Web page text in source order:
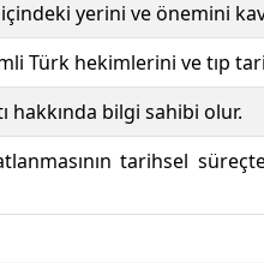
içindeki yerini ve önemini
Türk hekimlerini ve tıp
hakkında bilgi sahibi olur.
tarihsel